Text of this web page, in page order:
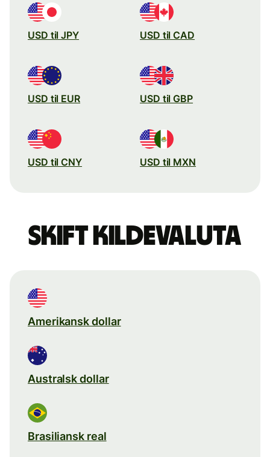
USD til JPY USD til CAD
USD til EUR USD til GBP
USD til CNY USD til MXN
Skift kildevaluta
Amerikansk dollar
Australsk dollar
Brasiliansk real